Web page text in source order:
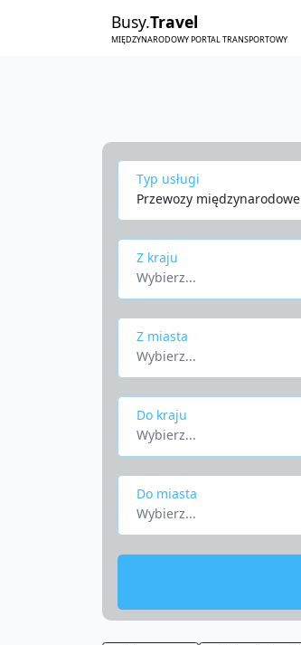
Busy.Travel
MIĘDZYNARODOWY PORTAL TRANSPORTOWY
Typ usługi
Przewozy międzynarodowe
Z kraju
Wybierz...
Z miasta
Wybierz...
Do kraju
Wybierz...
Do miasta
Wybierz...